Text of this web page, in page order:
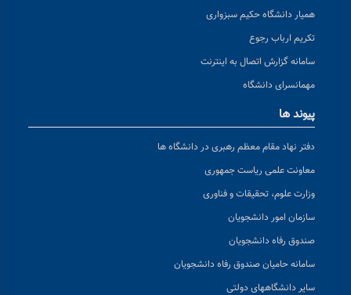
همیار دانشگاه حکیم سبزواری
تکریم ارباب رجوع
سامانه گزارش اتصال به اینترنت
مهمانسرای دانشگاه
پیوند ها
دفتر نهاد مقام معظم رهبری در دانشگاه ها
معاونت علمی ریاست جمهوری
وزارت علوم، تحقیقات و فناوری
سازمان امور دانشجویان
صندوق رفاه دانشجویان
سامانه حامیان صندوق رفاه دانشجویان
سایر دانشگاههای دولتی